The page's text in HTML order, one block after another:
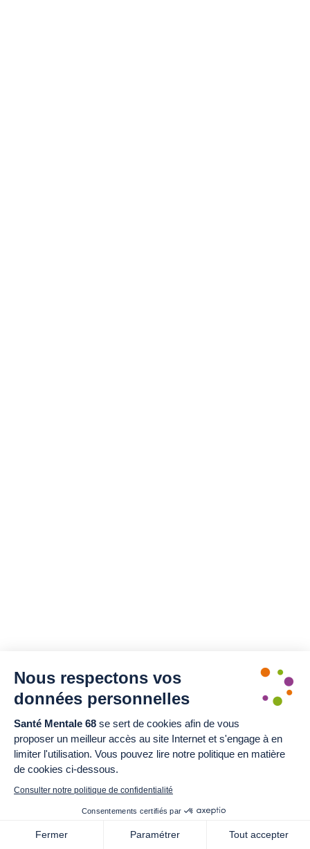
Nous respectons vos
données personnelles
Santé Mentale 68 se sert de cookies afin de vous
proposer un meilleur accès au site Internet et s'engage à en
limiter l'utilisation. Vous pouvez lire notre politique en matière
de cookies ci-dessous.
Consulter notre politique de confidentialité
Consentements certifiés par
Fermer Paramétrer Tout accepter